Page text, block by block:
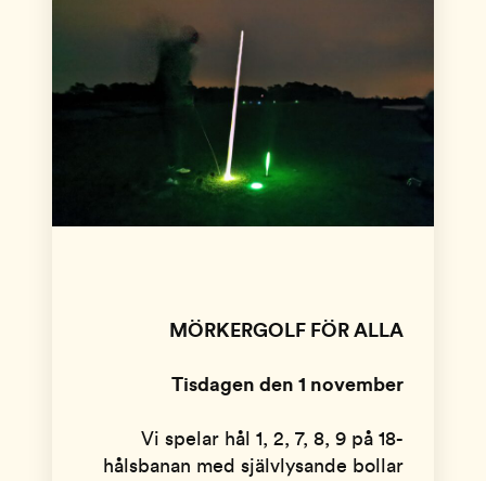
MÖRKERGOLF FÖR ALLA
Tisdagen den 1 november
Vi spelar hål 1, 2, 7, 8, 9 på 18-
hålsbanan med självlysande bollar